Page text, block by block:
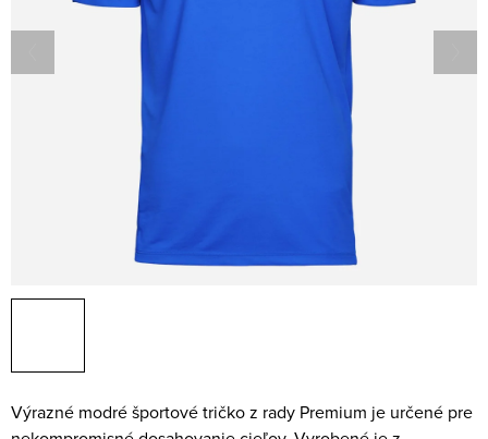
Výrazné modré športové tričko z rady Premium je určené pre